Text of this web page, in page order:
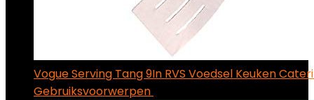
Vogue Serving Tang 9In RVS Voedsel Keuken
Gebruiksvoorwerpen